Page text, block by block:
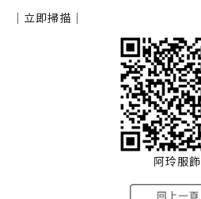
｜立即掃描｜
阿玲服飾